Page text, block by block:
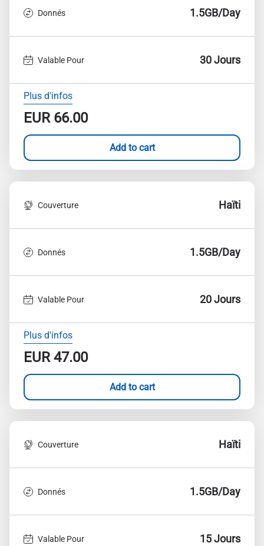
Donnés 1.5GB/Day
Valable Pour 30 Jours
Plus d'infos
EUR66.00
Add to cart
Couverture Haïti
Donnés 1.5GB/Day
Valable Pour 20 Jours
Plus d'infos
EUR47.00
Add to cart
Couverture Haïti
Donnés 1.5GB/Day
Valable Pour 15 Jours